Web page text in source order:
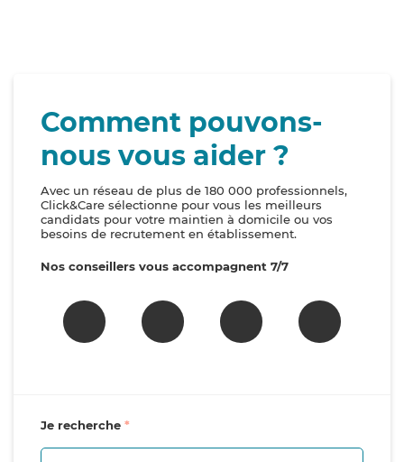
Comment pouvons-
nous vous aider ?
Avec un réseau de plus de 180 000 professionnels,
Click&Care sélectionne pour vous les meilleurs
candidats pour votre maintien à domicile ou vos
besoins de recrutement en établissement.
Nos conseillers vous accompagnent 7/7
Je recherche